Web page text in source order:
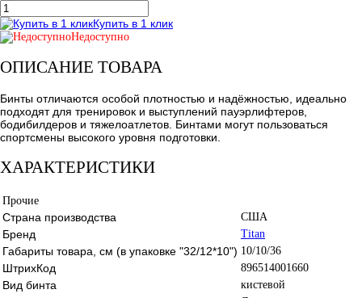
Купить в 1 клик
Недоступно
ОПИСАНИЕ ТОВАРА
Бинты отличаются особой плотностью и надёжностью, идеально
подходят для тренировок и выступлений пауэрлифтеров,
бодибилдеров и тяжелоатлетов. Бинтами могут пользоваться
спортсмены высокого уровня подготовки.
ХАРАКТЕРИСТИКИ
Прочие
Страна производства США
Бренд Titan
Габариты товара, см (в упаковке "32/12*10") 10/10/36
ШтрихКод 896514001660
Вид бинта кистевой